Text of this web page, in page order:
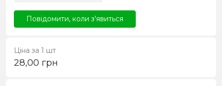
Повідомити, коли з'явиться
Ціна за 1 шт
28,00 грн